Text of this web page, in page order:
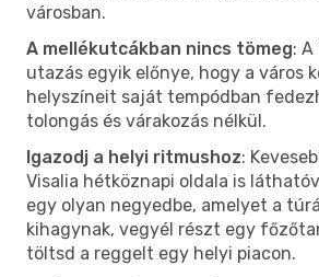
városban.
A mellékutcákban nincs tömeg:
utazás egyik előnye, hogy a város
helyszíneit saját tempódban
tolongás és várakozás nélkül.
Igazodj a helyi ritmushoz:
Visalia hétköznapi oldala is
egy olyan negyedbe, amelyet a
kihagynak, vegyél részt egy
töltsd a reggelt egy helyi piacon.